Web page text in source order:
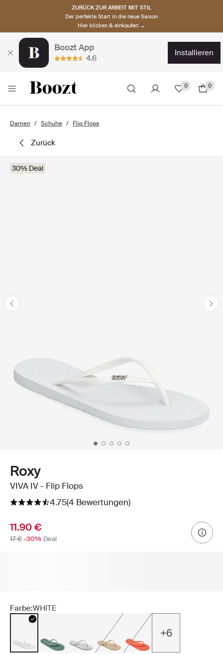
ZURÜCK ZUR ARBEIT MIT STIL
Der perfekte Start in die neue Saison
Hier klicken & einkaufen →
Boozt App
4.6
installieren
0 0
Damen Schuhe Flip Flops
zurück
30% Deal
Roxy
VIVA IV - Flip Flops
4.75(4 Bewertungen)
11.90 €
17 € -30% Deal
Farbe:WHITE
+6